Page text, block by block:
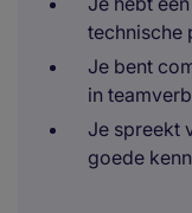
technische
Je bent
in
Je spreekt
goede